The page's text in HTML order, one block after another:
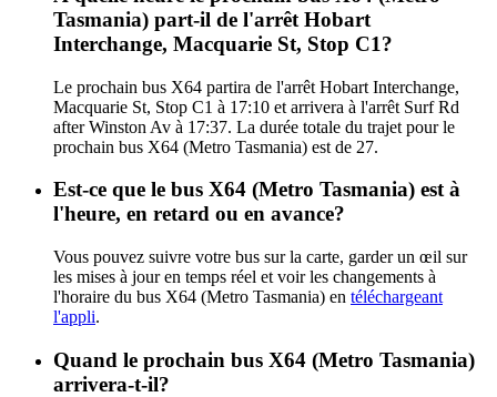
Tasmania) part-il de l'arrêt Hobart
Interchange, Macquarie St, Stop C1?
Le prochain bus X64 partira de l'arrêt Hobart Interchange,
Macquarie St, Stop C1 à 17:10 et arrivera à l'arrêt Surf Rd
after Winston Av à 17:37. La durée totale du trajet pour le
prochain bus X64 (Metro Tasmania) est de 27.
Est-ce que le bus X64 (Metro Tasmania) est à
l'heure, en retard ou en avance?
Vous pouvez suivre votre bus sur la carte, garder un œil sur
les mises à jour en temps réel et voir les changements à
l'horaire du bus X64 (Metro Tasmania) en téléchargeant
l'appli.
Quand le prochain bus X64 (Metro Tasmania)
arrivera-t-il?